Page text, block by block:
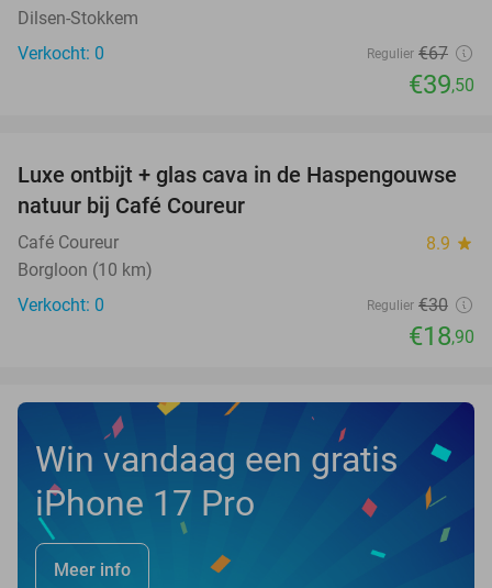
Dilsen-Stokkem
Verkocht: 0
Regulier €67
€39,50
37%
TODAY
Luxe ontbijt + glas cava in de Haspengouwse
natuur bij Café Coureur
Café Coureur 8.9 star
Borgloon (10 km)
Verkocht: 0
Regulier €30
€18,90
Win vandaag een gratis
iPhone 17 Pro
Meer info